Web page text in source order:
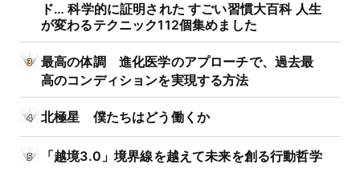
ド… 科学的に証明された すごい習慣大百科 人生
が変わるテクニック112個集めました
最高の体調 進化医学のアプローチで、過去最
高のコンディションを実現する方法
北極星 僕たちはどう働くか
「越境3.0」境界線を越えて未来を創る行動哲学